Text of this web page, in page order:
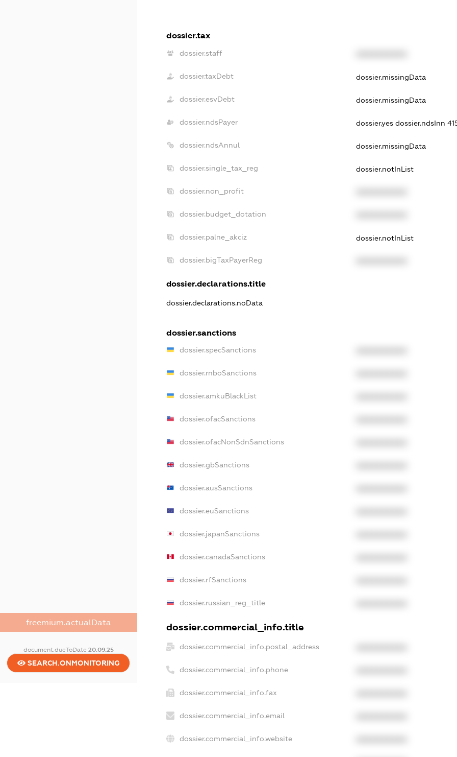
freemium.actualData
document.dueToDate 20.09.25
SEARCH.ONMONITORING
dossier.tax
dossier.staff
dossier.taxDebt dossier.missingData
dossier.esvDebt dossier.missingData
dossier.ndsPayer dossier.yes dossier.ndsInn
dossier.ndsAnnul dossier.missingData
dossier.single_tax_reg dossier.notInList
dossier.non_profit
dossier.budget_dotation
dossier.palne_akciz dossier.notInList
dossier.bigTaxPayerReg
dossier.declarations.title
dossier.declarations.noData
dossier.sanctions
dossier.specSanctions
dossier.rnboSanctions
dossier.amkuBlackList
dossier.ofacSanctions
dossier.ofacNonSdnSanctions
dossier.gbSanctions
dossier.ausSanctions
dossier.euSanctions
dossier.japanSanctions
dossier.canadaSanctions
dossier.rfSanctions
dossier.russian_reg_title
dossier.commercial_info.title
dossier.commercial_info.postal_address
dossier.commercial_info.phone
dossier.commercial_info.fax
dossier.commercial_info.email
dossier.commercial_info.website